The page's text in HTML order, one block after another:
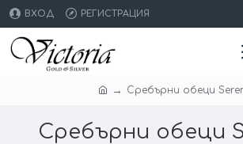
ВХОД РЕГИСТРАЦИЯ
Сребърни обеци
Сребърни обеци